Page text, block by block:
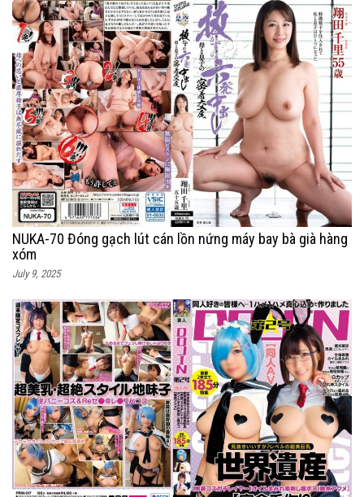
NUKA-70 Đóng gạch lút cán lồn nứng máy bay bà già hàng
xóm
July 9, 2025